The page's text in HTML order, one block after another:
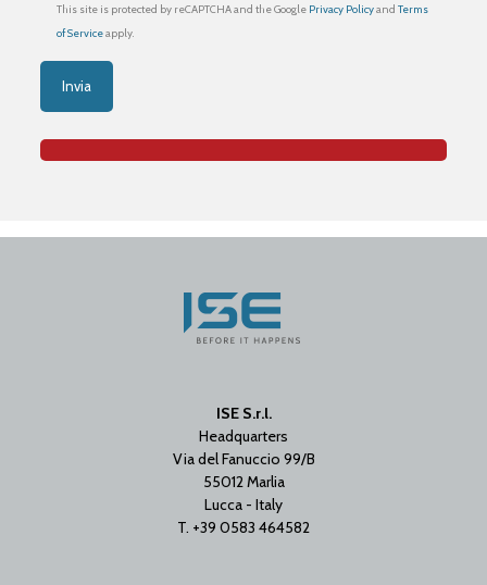
This site is protected by reCAPTCHA and the Google Privacy Policyand Terms
of Serviceapply.
ISE S.r.l.
Headquarters
Via del Fanuccio 99/B
55012 Marlia
Lucca - Italy
T. +39 0583 464582